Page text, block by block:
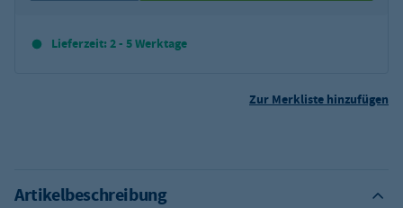
Lieferzeit: 2 - 5 Werktage
Zur Merkliste hinzufügen
Artikelbeschreibung